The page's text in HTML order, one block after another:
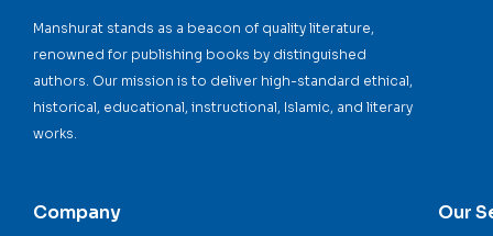
Manshurat stands as a beacon of quality literature,
renowned for publishing books by distinguished
authors. Our mission is to deliver high-standard ethical,
historical, educational, instructional, Islamic, and literary
works.
Company Our